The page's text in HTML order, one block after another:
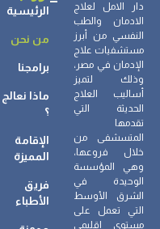
دار الامل لعلاج
الادمان والطب
النفسي من أبرز
مستشفيات علاج
الإدمان في مصر،
وذلك لتميز
أساليب العلاج
الحديثة التي
تقدمها
المتسشفى من
خلال فروعها،
وهي المؤسسة
الوحيدة في
الشرق الأوسط
التي تعمل على
مستوى إقليمي
الرئيسية
من نحن
برامجنا
ماذا نعالج
؟
الإقامة
المميزة
فريق
الأطباء